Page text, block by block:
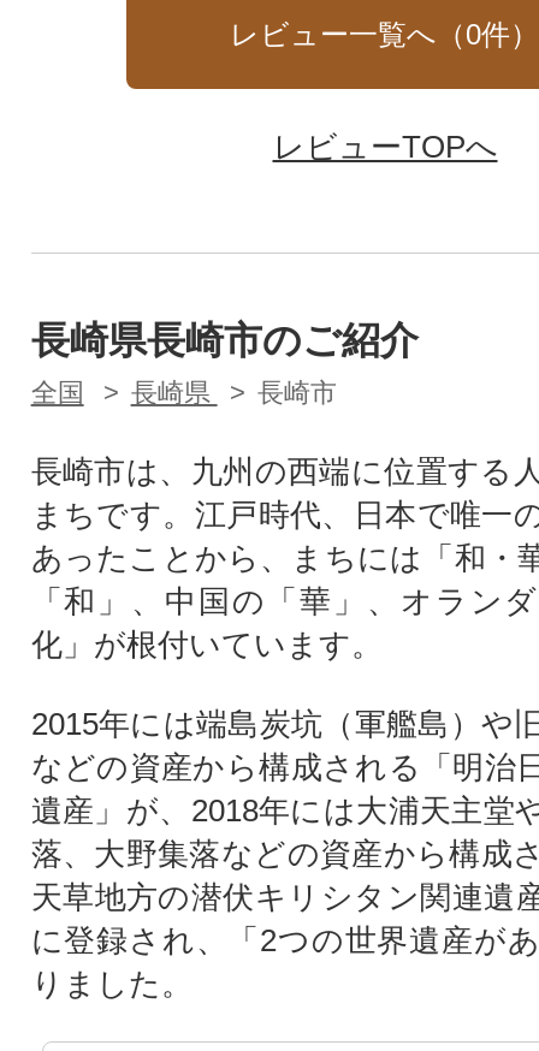
レビュー一覧へ（0件）
レビューTOPへ
長崎県長崎市のご紹介
全国 長崎県 長崎市
長崎市は、九州の西端に位置する
まちです。江戸時代、日本で唯一
あったことから、まちには「和・
「和」、中国の「華」、オラン
化」が根付いています。
2015年には端島炭坑（軍艦島）や
などの資産から構成される「明治
遺産」が、2018年には大浦天主堂
落、大野集落などの資産から構成
天草地方の潜伏キリシタン関連遺
に登録され、「2つの世界遺産が
りました。